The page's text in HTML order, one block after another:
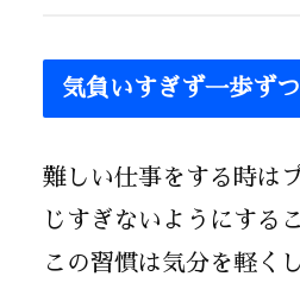
気負いすぎず一歩ず
難しい仕事をする時は
じすぎないようにする
この習慣は気分を軽く